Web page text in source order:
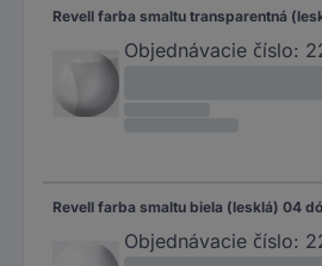
Revell farba smaltu transparentná
Objednávacie číslo:
Revell farba smaltu biela (lesklá) 04
Objednávacie číslo: